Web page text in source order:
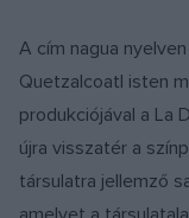
A cím nagua
Quetzalcoatl isten
produkciójával a La
újra visszatér a
társulatra jellemző